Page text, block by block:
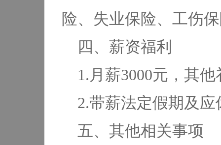
险、失业保险、工伤
四、薪资福利
1.月薪3000元，其
2.带薪法定假期及
五、其他相关事项